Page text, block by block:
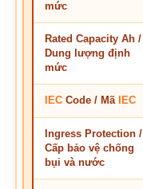
mức
Rated Capacity Ah /
Dung lượng định
mức
IECCode / Mã IEC
Ingress Protection /
Cấp bảo vệ chống
bụi và nước